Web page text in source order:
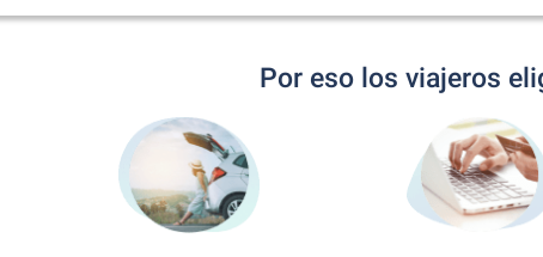
Por eso los viajeros